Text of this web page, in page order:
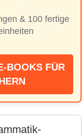
& 100 fertige
BOOKS FÜR